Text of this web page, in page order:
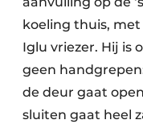
koeling thuis, met
Iglu vriezer. Hij is
geen
de deur gaat
sluiten gaat heel